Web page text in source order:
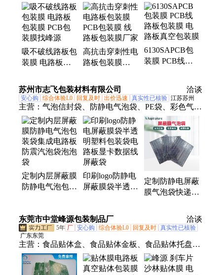
包装pe膜、杜邦贴体膜、沙林贴体膜、带胶沙林膜、
贴体包装膜、带胶贴体膜、食品贴体膜、自粘贴体
膜、真空吸塑膜、海鲜贴体膜、沙淋贴体膜、真空贴
体膜、贴体沙林膜、贴体包装机、五金工具沙林膜、
贴体纸卡、杜邦纸卡
吸不破线路板包
装膜 电路板包
膜找峰源
高抗击穿刺性电
路板包装膜
路板包装膜厂家
6130SAPCB包
装膜 PCB线路
苏州市志飞包装材料有限公司
洽谈
安心购 综合体验L0 回复及时 出价迅速 真实性已核验 江苏苏州
主营： 气泡信封袋、防静电气泡袋、PE袋、彩色气泡
膜、防静电气泡膜、导电膜气泡袋、可降解包装袋、
气泡袋、托盘罩、珍珠棉袋
定制内层屏蔽膜
防静电气泡包装
印刷logo防静电
屏蔽膜袋半透明
蔽袋
定制防静电屏蔽
膜气泡袋快递打
路板内层包装袋
东莞市中堂峰源包装制品厂 洽谈
5年 厂 安心购 综合体验L0 回复及时 真实性已核验
广东东莞
主营： 食品贴体盒、食品贴体金板、食品贴体托盘、
包装膜、食品沙淋膜、牛排贴体膜、自粘沙林膜、贴
体包装机、食品贴体膜、贴体膜、海鲜贴体包装膜、